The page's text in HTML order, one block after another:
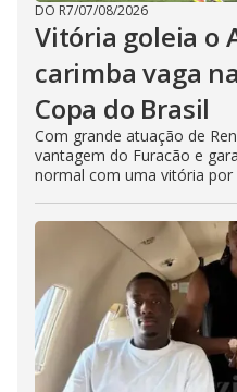
DO R7/07/08/2026
Vitória goleia o
carimba vaga
Copa do Brasil
Com grande atuação de
vantagem do Furacão e
normal com uma vitória por